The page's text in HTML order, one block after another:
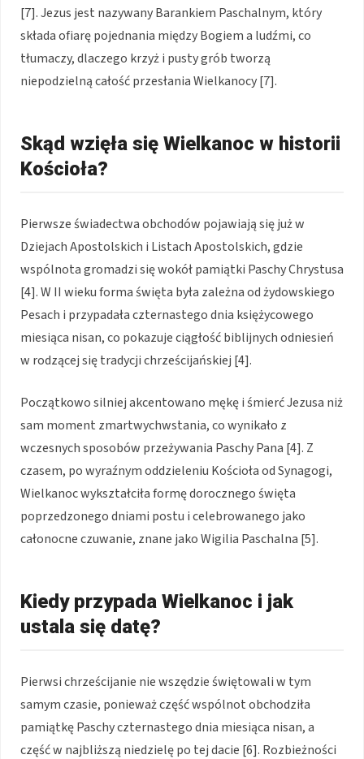
[7]. Jezus jest nazywany Barankiem Paschalnym, który
składa ofiarę pojednania między Bogiem a ludźmi, co
tłumaczy, dlaczego krzyż i pusty grób tworzą
niepodzielną całość przesłania Wielkanocy [7].
Skąd wzięła się Wielkanoc w historii
Kościoła?
Pierwsze świadectwa obchodów pojawiają się już w
Dziejach Apostolskich i Listach Apostolskich, gdzie
wspólnota gromadzi się wokół pamiątki Paschy Chrystusa
[4]. W II wieku forma święta była zależna od żydowskiego
Pesach i przypadała czternastego dnia księżycowego
miesiąca nisan, co pokazuje ciągłość biblijnych odniesień
w rodzącej się tradycji chrześcijańskiej [4].
Początkowo silniej akcentowano mękę i śmierć Jezusa niż
sam moment zmartwychwstania, co wynikało z
wczesnych sposobów przeżywania Paschy Pana [4]. Z
czasem, po wyraźnym oddzieleniu Kościoła od Synagogi,
Wielkanoc wykształciła formę dorocznego święta
poprzedzonego dniami postu i celebrowanego jako
całonocne czuwanie, znane jako Wigilia Paschalna [5].
Kiedy przypada Wielkanoc i jak
ustala się datę?
Pierwsi chrześcijanie nie wszędzie świętowali w tym
samym czasie, ponieważ część wspólnot obchodziła
pamiątkę Paschy czternastego dnia miesiąca nisan, a
część w najbliższą niedzielę po tej dacie [6]. Rozbieżności